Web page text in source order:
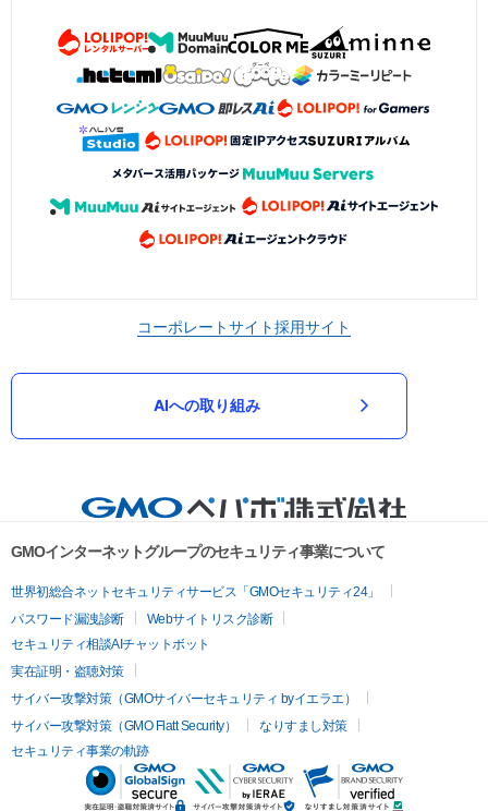
コーポレートサイト採用サイト
AIへの取り組み
GMOインターネットグループのセキュリティ事業について
世界初総合ネットセキュリティサービス「GMOセキュリティ24」
パスワード漏洩診断
Webサイトリスク診断
セキュリティ相談AIチャットボット
実在証明・盗聴対策
サイバー攻撃対策（GMOサイバーセキュリティ byイエラエ）
サイバー攻撃対策（GMO Flatt Security）
なりすまし対策
セキュリティ事業の軌跡